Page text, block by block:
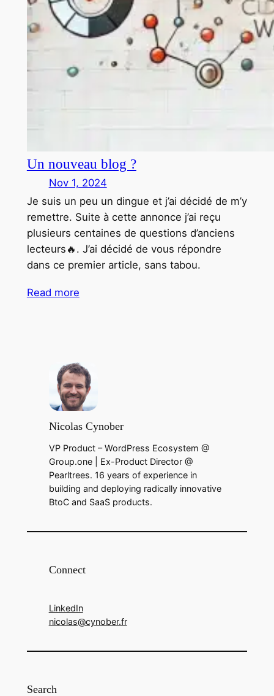
Un nouveau blog ?
Nov 1, 2024
Je suis un peu un dingue et j’ai décidé de m’y
remettre. Suite à cette annonce j’ai reçu
plusieurs centaines de questions d’anciens
lecteurs🔥. J’ai décidé de vous répondre
dans ce premier article, sans tabou.
Read more
Nicolas Cynober
VP Product – WordPress Ecosystem @
Group.one | Ex-Product Director @
Pearltrees. 16 years of experience in
building and deploying radically innovative
BtoC and SaaS products.
Connect
LinkedIn
nicolas@cynober.fr
Search